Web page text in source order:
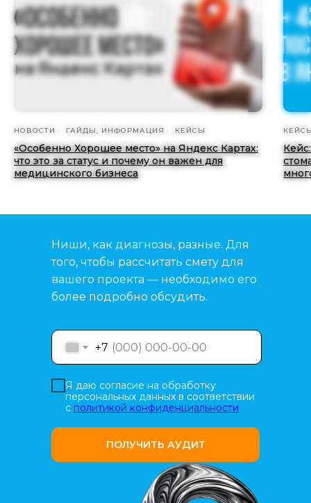
НОВОСТИ ГАЙДЫ, ИНФОРМАЦИЯ КЕЙСЫ
«Особенно Хорошее место» на Яндекс Картах:
что это за статус и почему он важен для
медицинского бизнеса
Ниши, как диагнозы, разные. Для
того, чтобы рассчитать смету для
вашего проекта — необходимо его
более подробно обсудить.
+7
Я даю согласие на обработку
персональных данных в соответствии
с политикой конфиденциальности
ПОЛУЧИТЬ АУДИТ